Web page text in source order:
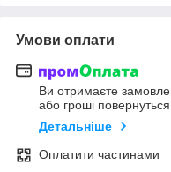
Умови оплати
Ви отримаєте
або гроші
Детальніше
Оплатити частинами